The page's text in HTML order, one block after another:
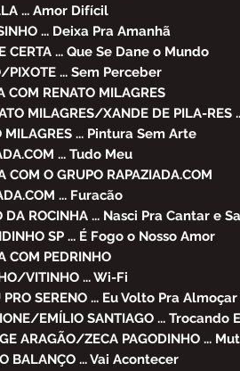
... Amor Difícil
... Deixa Pra Amanhã
CERTA ... Que Se Dane o Mundo
PIXOTE ... Sem Perceber
COM RENATO MILAGRES
MILAGRES/XANDE DE PILA-RES
MILAGRES ... Pintura Sem Arte
... Tudo Meu
COM O GRUPO RAPAZIADA.COM
... Furacão
DA ROCINHA ... Nasci Pra Cantar e
SP ... É Fogo o Nosso Amor
COM PEDRINHO
VITINHO ... Wi-Fi
SERENO ... Eu Volto Pra Almoçar
EMÍLIO SANTIAGO ... Trocando
ARAGÃO/ZECA PAGODINHO ...
BALANÇO ... Vai Acontecer